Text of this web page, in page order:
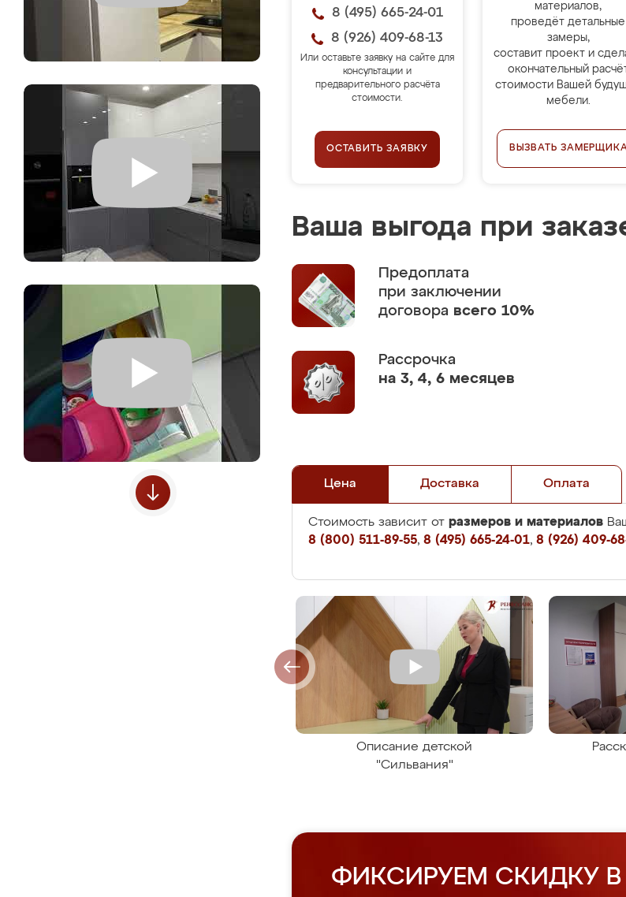
8 (495) 665-24-01
8 (926) 409-68-13
Или оставьте заявку на сайте для
консультации и
предварительного расчёта
стоимости.
ОСТАВИТЬ ЗАЯВКУ
материалов,
проведёт детальные
замеры,
составит проект и
окончательный
стоимости Вашей
мебели.
ВЫЗВАТЬ
Ваша выгода при
Предоплата
при заключении
договора всего 10%
Рассрочка
на 3, 4, 6 месяцев
Цена Доставка Оплата
Стоимость зависит от размеров и материалов
8 (800) 511-89-55, 8 (495) 665-24-01, 8 (926) 409-
Описание детской
"Сильвания"
ФИКСИРУЕМ СКИДКУ В